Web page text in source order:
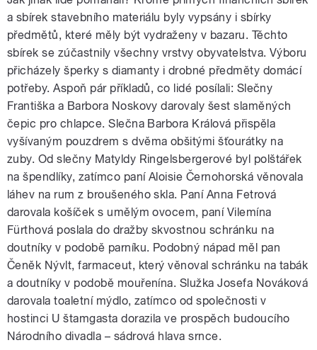
a sbírek stavebního materiálu byly vypsány i sbírky
předmětů, které měly být vydraženy v bazaru. Těchto
sbírek se zúčastnily všechny vrstvy obyvatelstva. Výboru
přicházely šperky s diamanty i drobné předměty domácí
potřeby. Aspoň pár příkladů, co lidé posílali: Slečny
Františka a Barbora Noskovy darovaly šest slaměných
čepic pro chlapce. Slečna Barbora Králová přispěla
vyšívaným pouzdrem s dvěma obšitými šťourátky na
zuby. Od slečny Matyldy Ringelsbergerové byl polštářek
na špendlíky, zatímco paní Aloisie Černohorská věnovala
láhev na rum z broušeného skla. Paní Anna Fetrová
darovala košíček s umělým ovocem, paní Vilemína
Fürthová poslala do dražby skvostnou schránku na
doutníky v podobě parníku. Podobný nápad měl pan
Čeněk Nývlt, farmaceut, který věnoval schránku na tabák
a doutníky v podobě mouřenína. Služka Josefa Nováková
darovala toaletní mýdlo, zatímco od společnosti v
hostinci U štamgasta dorazila ve prospěch budoucího
Národního divadla – sádrová hlava srnce.